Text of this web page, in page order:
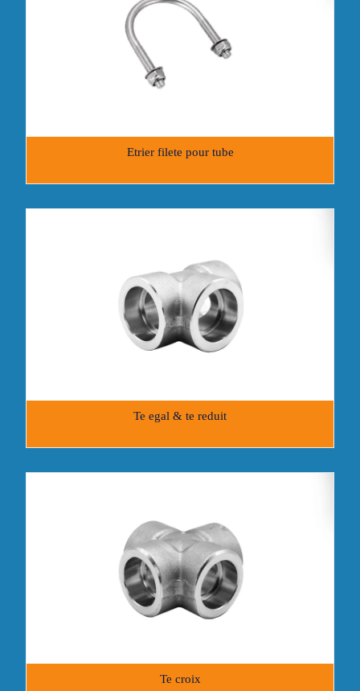
Etrier filete pour tube
Te egal & te reduit
Te croix